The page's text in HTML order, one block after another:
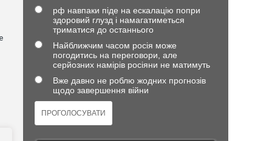
рф навпаки піде на ескалацію попри
здоровий глузд і намагатиметься
триматися до останнього
Найближчим часом росія може
погодитись на переговори, але
серйозних намірів росіяни не матимуть
Вже давно не роблю жодних прогнозів
щодо завершення війни